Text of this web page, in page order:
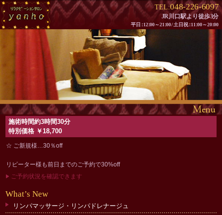
TEL:048-226-6097
JR川口駅より徒歩3分
平日：12：00～21：00/土日祝：11：00～20：00
施術時間約3時間30分
特別価格 ￥18,700
☆ ご新規様…30％off
リピーター様も前日までのご予約で30%off
ご予約状況を確認できます
What’s New
リンパマッサージ・リンパドレナージュ